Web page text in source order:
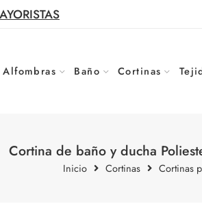
Alfombras Baño Cortinas
Cortina de baño y ducha
Inicio Cortinas Cortinas